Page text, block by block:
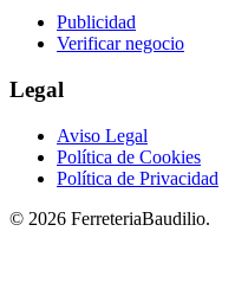
Publicidad
Verificar negocio
Legal
Aviso Legal
Política de Cookies
Política de Privacidad
© 2026 FerreteriaBaudilio.